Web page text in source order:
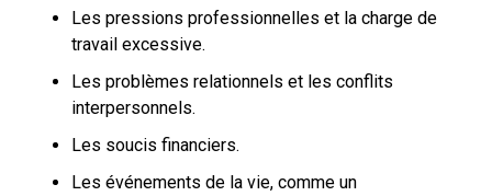
Les pressions professionnelles et la charge de
travail excessive.
Les problèmes relationnels et les conflits
interpersonnels.
Les soucis financiers.
Les événements de la vie, comme un